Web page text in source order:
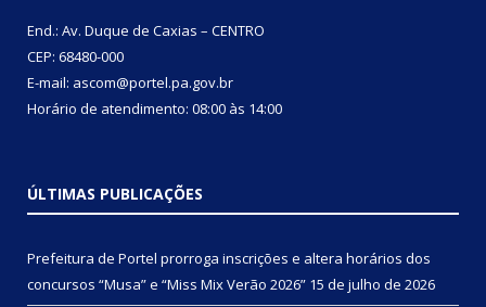
End.: Av. Duque de Caxias – CENTRO
CEP: 68480-000
E-mail: ascom@portel.pa.gov.br
Horário de atendimento: 08:00 às 14:00
ÚLTIMAS PUBLICAÇÕES
Prefeitura de Portel prorroga inscrições e altera horários dos
concursos “Musa” e “Miss Mix Verão 2026” 15 de julho de 2026